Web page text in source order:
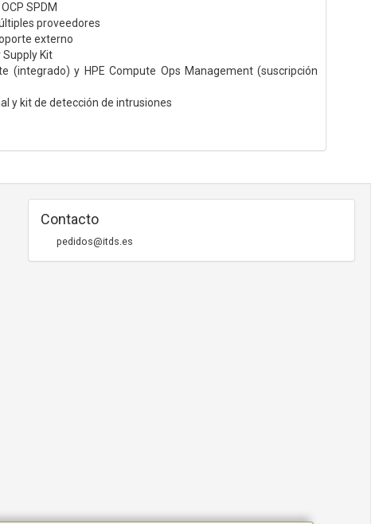
SPDM
proveedores
externo
Supply Kit
(integrado) y HPE Compute Ops Management (suscripción
y kit de detección de intrusiones
Contacto
pedidos@itds.es